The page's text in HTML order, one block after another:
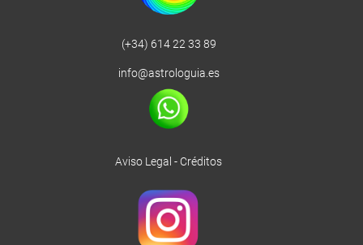
(+34) 614 22 33 89
info@astrologuia.es
Aviso Legal - Créditos